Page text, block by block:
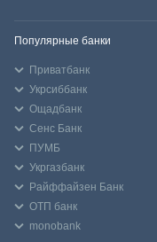
Популярные банки
Приватбанк
Укрсиббанк
Ощадбанк
Сенс Банк
ПУМБ
Укргазбанк
Райффайзен Банк
ОТП банк
monobank